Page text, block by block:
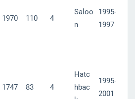
1970 110 4
Saloo
n
1995-
1997
1747 83 4
Hatc
hbac
1995-
2001